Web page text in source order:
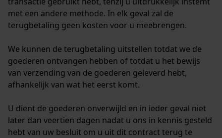
met een andere methode. In elk geval zal de
terugbetaling geen kosten voor u meebrengen.
We kunnen de terugbetaling uitstellen totdat we de
goederen ontvangen hebben of totdat u het bewijs
van verzending van de goederen geleverd hebt,
afhankelijk van wat het eerst komt.
U dient de goederen onverwijld en in ieder geval niet
later dan veertien dagen nadat u ons in kennis gesteld
hebt van uw besluit om u uit dit contract terug te